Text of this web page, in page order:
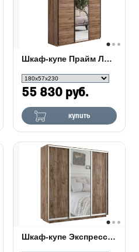
Шкаф-купе Прайм Люкс з-х дверный (ЛДСП, зеркало)
55 830 руб.
купить
Шкаф-купе Экспресс Люкс 3-х дверный (ЛДСП, зеркало)